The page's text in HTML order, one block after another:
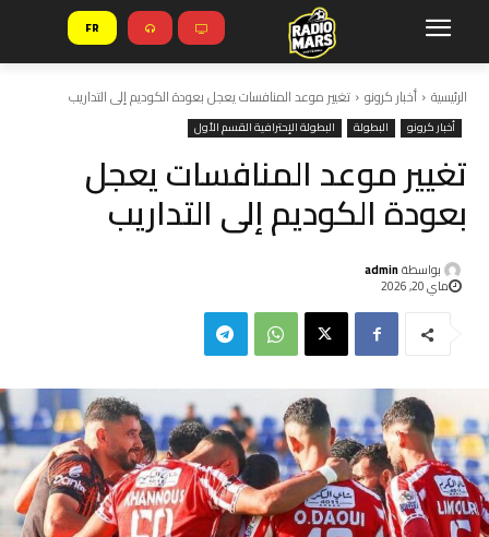
FR
الرئيسية أخبار كرونو تغيير موعد المنافسات يعجل بعودة الكوديم إلى التداريب
أخبار كرونو البطولة البطولة الإحترافية القسم الأول
تغيير موعد المنافسات يعجل
بعودة الكوديم إلى التداريب
بواسطةadmin
ماي 20, 2026